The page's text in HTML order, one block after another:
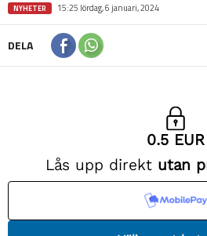
NYHETER 15:25 lördag, 6 januari, 2024
DELA